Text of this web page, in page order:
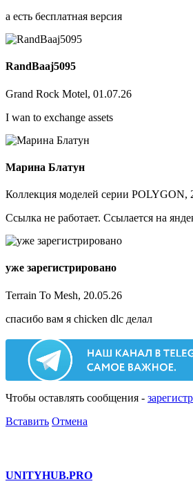
а есть бесплатная версия
RandBaaj5095
Grand Rock Motel, 01.07.26
I wan to exchange assets
Марина Блатун
Коллекция моделей серии POLYGON,
Ссылка не работает. Ссылается на
уже зарегистрировано
Terrain To Mesh, 20.05.26
спасибо вам я chicken dlc делал
Чтобы оставлять сообщения -
Вставить Отмена
UNITYHUB.PRO